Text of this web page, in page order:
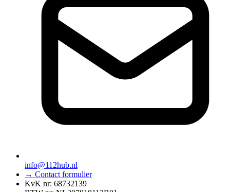
info@112hub.nl
→ Contact formulier
KvK nr: 68732139